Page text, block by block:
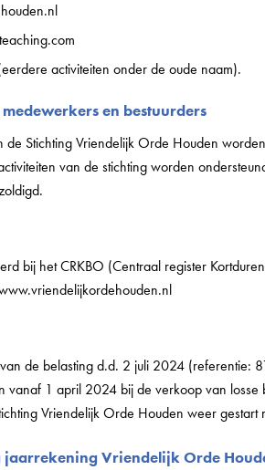
activiteiten onder de oude naam).
en bestuurders
Stichting Vriendelijk Orde Houden
van de stichting worden
bij het CRKBO (Centraal register
de belasting d.d. 2 juli 2024 (referentie:
vanaf 1 april 2024 bij de verkoop van
Vriendelijk Orde Houden weer gestart
jaarrekening Vriendelijk Orde